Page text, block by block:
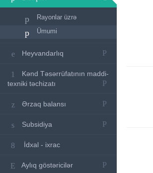
Rayonlar üzrə
Ümumi
Heyvandarlıq
Kənd Təsərrüfatının maddi-
texniki təchizatı
Ərzaq balansı
Subsidiya
İdxal - ixrac
Aylıq göstəricilər